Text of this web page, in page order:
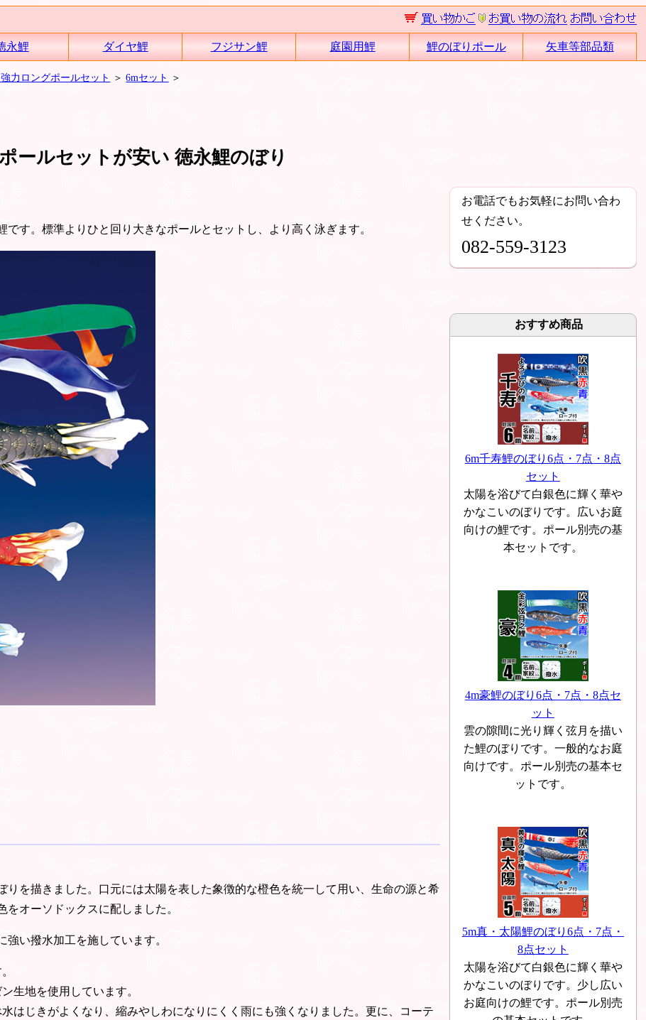
永鯉 ダイヤ鯉 フジサン鯉 庭園用鯉 鯉のぼりポール 矢車等部品類
力ロングポールセット ＞6mセット ＞
ールセットが安い 徳永鯉のぼり
す。標準よりひと回り大きなポールとセットし、より高く泳ぎます。
を描きました。口元には太陽を表した象徴的な橙色を統一して用い、生命の源と希
オーソドックスに配しました。
い撥水加工を施しています。
生地を使用しています。
はじきがよくなり、縮みやしわになりにくく雨にも強くなりました。更に、コーテ
お電話でもお気軽にお問い合わ
せください。
082-559-3123
おすすめ商品
6m千寿鯉のぼり6点・7点・8点
セット
太陽を浴びて白銀色に輝く華や
かなこいのぼりです。広いお庭
向けの鯉です。ポール別売の基
本セットです。
4m豪鯉のぼり6点・7点・8点セ
ット
雲の隙間に光り輝く弦月を描い
た鯉のぼりです。一般的なお庭
向けです。ポール別売の基本セ
ットです。
5m真・太陽鯉のぼり6点・7点・
8点セット
太陽を浴びて白銀色に輝く華や
かなこいのぼりです。少し広い
お庭向けの鯉です。ポール別売